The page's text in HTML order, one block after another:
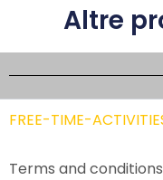
Altre
FREE-TIME-
Terms and conditions